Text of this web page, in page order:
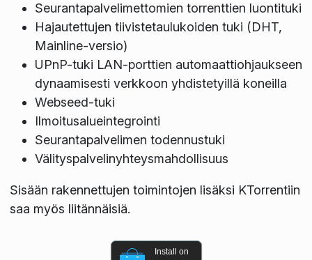
Seurantapalvelimettomien torrenttien luontituki
Hajautettujen tiivistetaulukoiden tuki (DHT,
Mainline-versio)
UPnP-tuki LAN-porttien automaattiohjaukseen
dynaamisesti verkkoon yhdistetyillä koneilla
Webseed-tuki
Ilmoitusalueintegrointi
Seurantapalvelimen todennustuki
Välityspalvelinyhteysmahdollisuus
Sisään rakennettujen toimintojen lisäksi KTorrentiin
saa myös liitännäisiä.
Install on